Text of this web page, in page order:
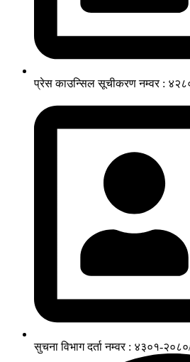
प्रेस काउन्सिल सूचीकरण नम्वर :
सुचना विभाग दर्ता नम्वर : ४३०१-